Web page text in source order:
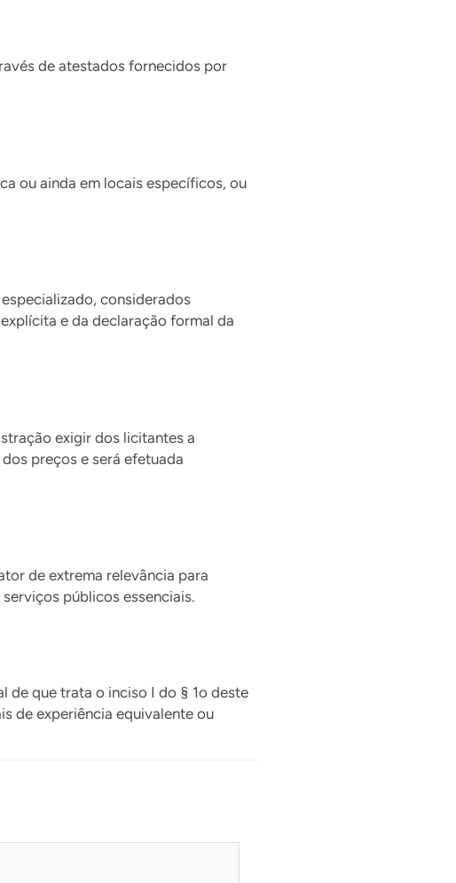
de atestados fornecidos por
ou ainda em locais específicos, ou
considerados
e da declaração formal da
exigir dos licitantes a
preços e será efetuada
de extrema relevância para
públicos essenciais.
que trata o inciso I do § 1o deste
de experiência equivalente ou